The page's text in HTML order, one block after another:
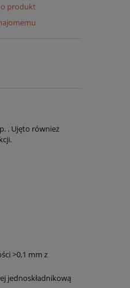
produkt
. Ujęto również
>0,1 mm z
jednoskładnikową